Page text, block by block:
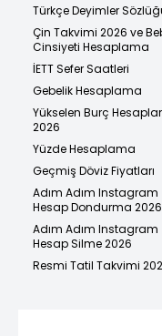
Türkçe Deyimler
Çin Takvimi 2026 ve
Cinsiyeti Hesaplama
İETT Sefer Saatleri
Gebelik Hesaplama
Yükselen Burç
2026
Yüzde Hesaplama
Geçmiş Döviz Fiyatları
Adım Adım Instagram
Hesap Dondurma 2026
Adım Adım Instagram
Hesap Silme 2026
Resmi Tatil Takvimi